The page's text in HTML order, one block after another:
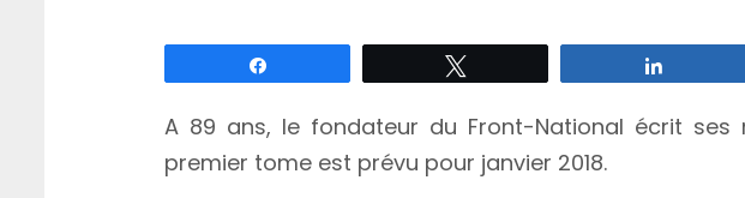
A 89 ans, le fondateur du Front-National écrit ses
premier tome est prévu pour janvier 2018.